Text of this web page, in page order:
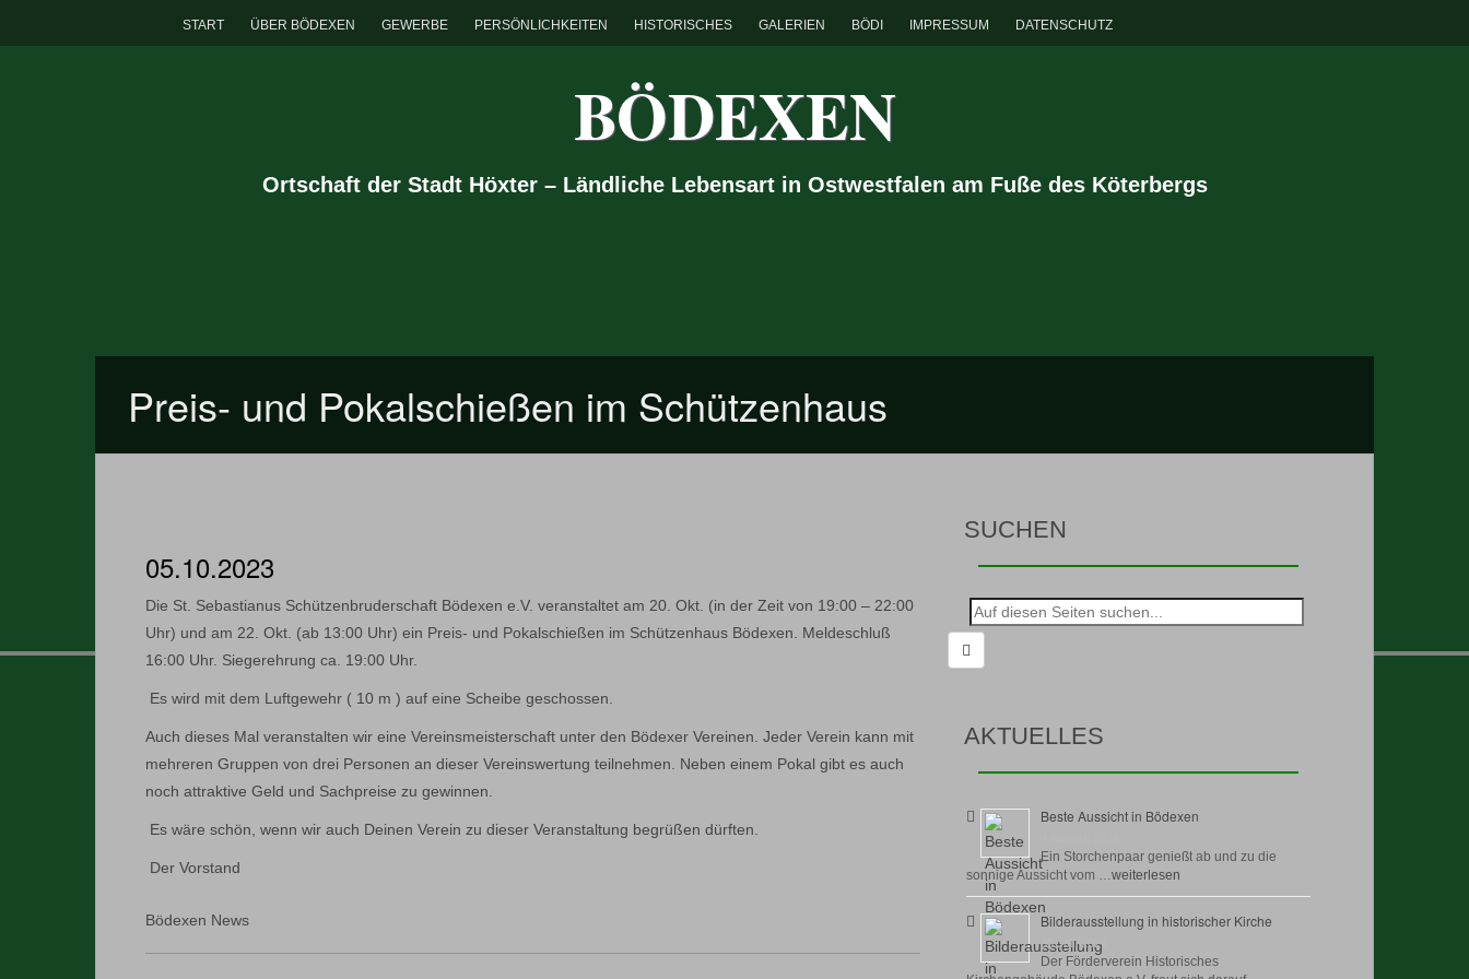
START ÜBER BÖDEXEN GEWERBE PERSÖNLICHKEITEN HISTORISCHES GALERIEN BÖDI IMPRESSUM DATENSCHUTZ
BÖDEXEN
Ortschaft der Stadt Höxter – Ländliche Lebensart in Ostwestfalen am Fuße des Köterbergs
Preis- und Pokalschießen im Schützenhaus
05.10.2023
Die St. Sebastianus Schützenbruderschaft Bödexen e.V. veranstaltet am 20. Okt. (in der Zeit von 19:00 – 22:00
Uhr) und am 22. Okt. (ab 13:00 Uhr) ein Preis- und Pokalschießen im Schützenhaus Bödexen. Meldeschluß
16:00 Uhr. Siegerehrung ca. 19:00 Uhr.
Es wird mit dem Luftgewehr ( 10 m ) auf eine Scheibe geschossen.
Auch dieses Mal veranstalten wir eine Vereinsmeisterschaft unter den Bödexer Vereinen. Jeder Verein kann mit
mehreren Gruppen von drei Personen an dieser Vereinswertung teilnehmen. Neben einem Pokal gibt es auch
noch attraktive Geld und Sachpreise zu gewinnen.
Es wäre schön, wenn wir auch Deinen Verein zu dieser Veranstaltung begrüßen dürften.
Der Vorstand
Bödexen News
SUCHEN
Suche
nach:
AKTUELLES
Beste Aussicht in Bödexen
Ein Storchenpaar genießt ab und zu die
sonnige Aussicht vom …weiterlesen
Bilderausstellung in historischer Kirche
30 Juli, 2026
Der Förderverein Historisches